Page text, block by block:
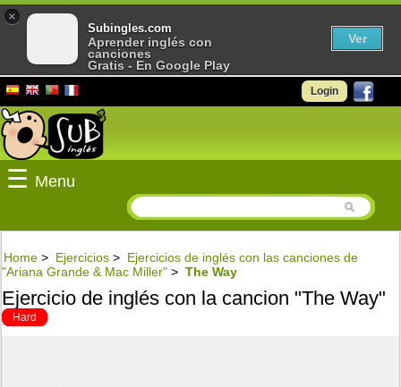
Login
☰ Menu
Home > Ejercicios > Ejercicios de inglés con las canciones de
"Ariana Grande & Mac Miller" > The Way
Ejercicio de inglés con la cancion "The Way"
Hard
×
Subingles.com
Aprender inglés con
canciones
Gratis - En Google Play
Ver